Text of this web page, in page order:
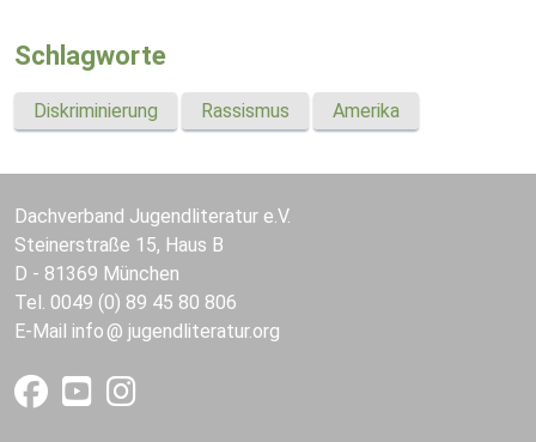
Schlagworte
Diskriminierung Rassismus Amerika
Dachverband Jugendliteratur e.V.
Steinerstraße 15, Haus B
D - 81369 München
Tel. 0049 (0) 89 45 80 806
E-Mail info jugendliteratur.org